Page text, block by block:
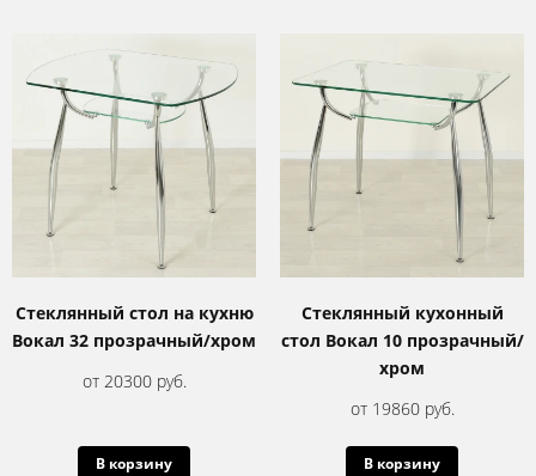
Стеклянный стол на кухню
Вокал 32 прозрачный/хром
от 20300 руб.
В корзину
Стеклянный кухонный
стол Вокал 10 прозрачный/
хром
от 19860 руб.
В корзину